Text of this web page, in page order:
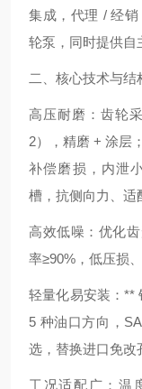
集成，代理 / 经销
轮泵，同时提供自
二、核心技术与结
高压耐磨：齿轮
2），精磨 + 涂层
补偿磨损，内泄
槽，抗侧向力、适
高效低噪：优化
率≥90%，低压损、
轻量化易安装：**
5 种油口方向，
选，替换进口免改
工况适配广：温